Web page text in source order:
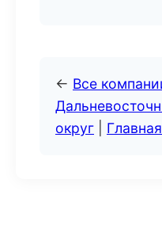
← Все
округ